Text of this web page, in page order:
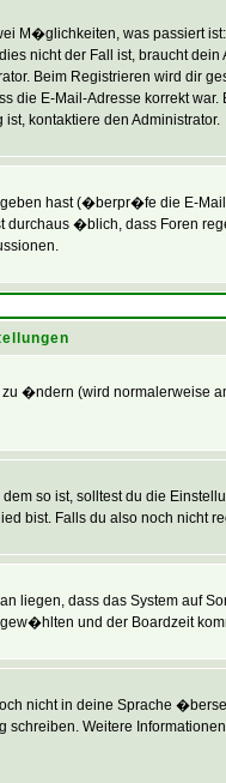
was passiert
nicht der Fall ist, braucht dein
Beim Registrieren wird dir
die E-Mail-Adresse korrekt
kontaktiere den Administrator.
hast (�berpr�fe die E-
durchaus �blich, dass Foren
zu �ndern (wird normalerweise
so ist, solltest du die
bist. Falls du also noch nicht
dass das System auf
und der Boardzeit
nicht in deine Sprache
Weitere